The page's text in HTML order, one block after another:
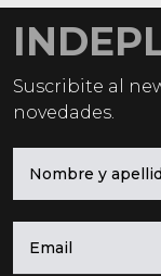
Suscribite al
novedades.